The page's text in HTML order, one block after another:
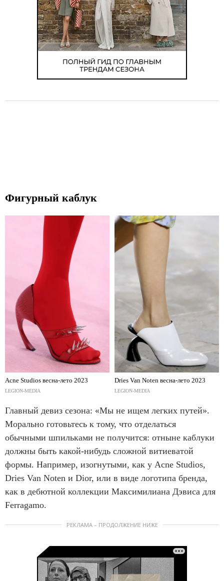
Фигурный каблук
Acne Studios весна-лето 2023
LEGION-MEDIA
Dries Van Noten весна-лето 2023
LEGION-MEDIA
Главный девиз сезона: «Мы не ищем легких путей».
Морально готовьтесь к тому, что отделаться
обычными шпильками не получится: отныне каблуки
должны быть какой-нибудь сложной витиеватой
формы. Например, изогнутыми, как у Acne Studios,
Dries Van Noten и Dior, или в виде логотипа бренда,
как в дебютной коллекции Максимилиана Дэвиса для
Ferragamo.
РЕКЛАМА – ПРОДОЛЖЕНИЕ НИЖЕ